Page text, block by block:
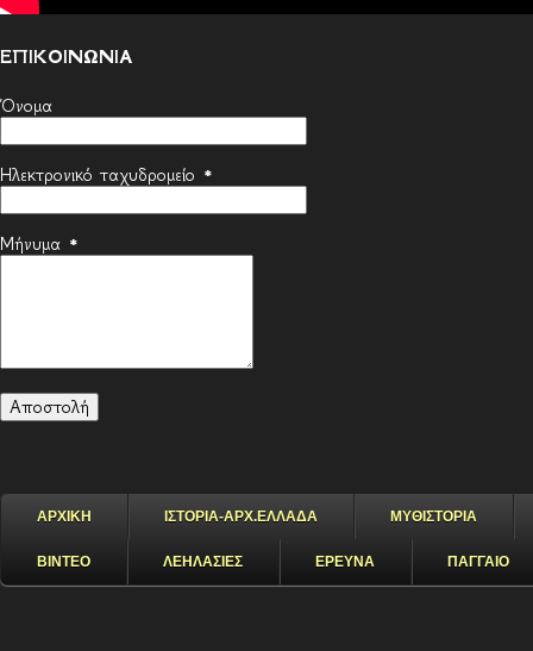
ΕΠΙΚΟΙΝΩΝΙΑ
Όνομα
Ηλεκτρονικό ταχυδρομείο *
Μήνυμα *
ΑΡΧΙΚΗ ΙΣΤΟΡΙΑ-ΑΡΧ.ΕΛΛΑΔΑ ΜΥΘΙΣΤΟΡΙΑ
ΒΙΝΤΕΟ ΛΕΗΛΑΣΙΕΣ ΕΡΕΥΝΑ ΠΑΓΓΑΙΟ